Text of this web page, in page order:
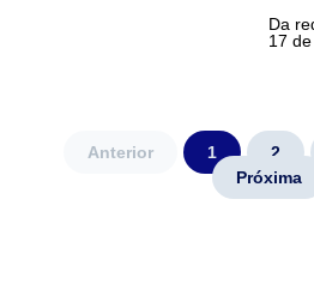
de
Da
17
Anterior 1 2
Próxima